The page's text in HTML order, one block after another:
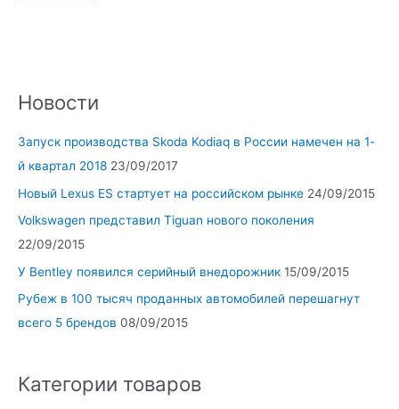
Новости
Запуск производства Skoda Kodiaq в России намечен на 1-
й квартал 2018 23/09/2017
Новый Lexus ES стартует на российском рынке 24/09/2015
Volkswagen представил Tiguan нового поколения
22/09/2015
У Bentley появился серийный внедорожник 15/09/2015
Рубеж в 100 тысяч проданных автомобилей перешагнут
всего 5 брендов 08/09/2015
Категории товаров